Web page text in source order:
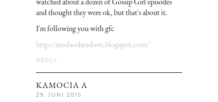
and thought they were ok, but that's about it.
I'm following you with gfc
http://modaodaradosti.blogspot.com/
REPLY
KAMOCIA A
29. JUNI 2015